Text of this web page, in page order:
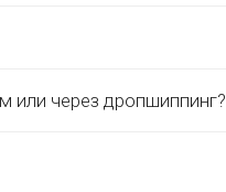
или через дропшиппинг?